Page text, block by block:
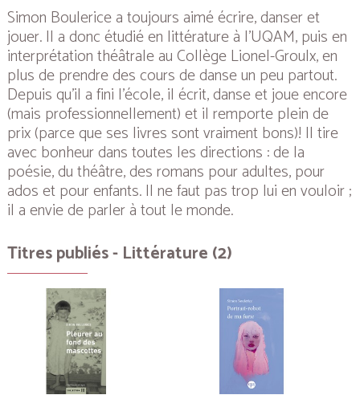
Simon Boulerice a toujours aimé écrire, danser et
jouer. Il a donc étudié en littérature à l’UQAM, puis en
interprétation théâtrale au Collège Lionel-Groulx, en
plus de prendre des cours de danse un peu partout.
Depuis qu’il a fini l’école, il écrit, danse et joue encore
(mais professionnellement) et il remporte plein de
prix (parce que ses livres sont vraiment bons)! Il tire
avec bonheur dans toutes les directions : de la
poésie, du théâtre, des romans pour adultes, pour
ados et pour enfants. Il ne faut pas trop lui en vouloir ;
il a envie de parler à tout le monde.
Titres publiés - Littérature (2)